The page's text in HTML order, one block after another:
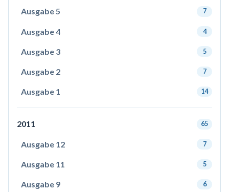
Ausgabe 5 7
Ausgabe 4 4
Ausgabe 3 5
Ausgabe 2 7
Ausgabe 1 14
2011 65
Ausgabe 12 7
Ausgabe 11 5
Ausgabe 9 6